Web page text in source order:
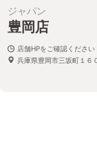
ジャパン
豊岡店
店舗HPをご確認ください
兵庫県豊岡市三坂町１６